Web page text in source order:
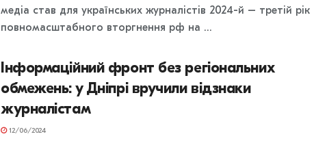
медіа став для українських журналістів 2024-й – третій рік
повномасштабного вторгнення рф на ...
Інформаційний фронт без регіональних
обмежень: у Дніпрі вручили відзнаки
журналістам
12/06/2024